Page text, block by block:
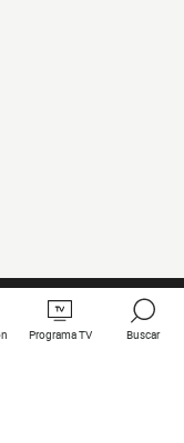
Programa TV Buscar